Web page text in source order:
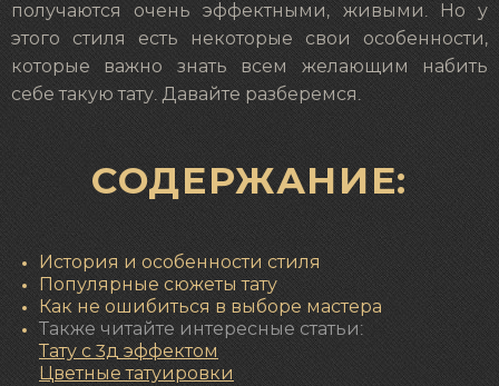
получаются очень эффектными, живыми. Но у
этого стиля есть некоторые свои особенности,
которые важно знать всем желающим набить
себе такую тату. Давайте разберемся.
СОДЕРЖАНИЕ:
История и особенности стиля
Популярные сюжеты тату
Как не ошибиться в выборе мастера
Также читайте интересные статьи:
Тату с 3д эффектом
Цветные татуировки